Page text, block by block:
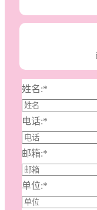
姓名:*
电话:*
邮箱:*
单位:*